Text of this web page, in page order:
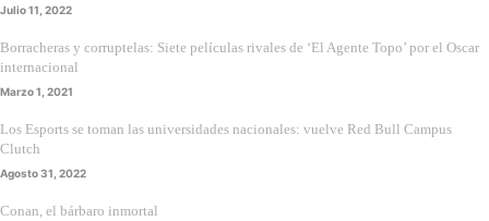
Julio 11, 2022
Borracheras y corruptelas: Siete películas rivales de ‘El Agente Topo’ por el Oscar
internacional
Marzo 1, 2021
Los Esports se toman las universidades nacionales: vuelve Red Bull Campus
Clutch
Agosto 31, 2022
Conan, el bárbaro inmortal